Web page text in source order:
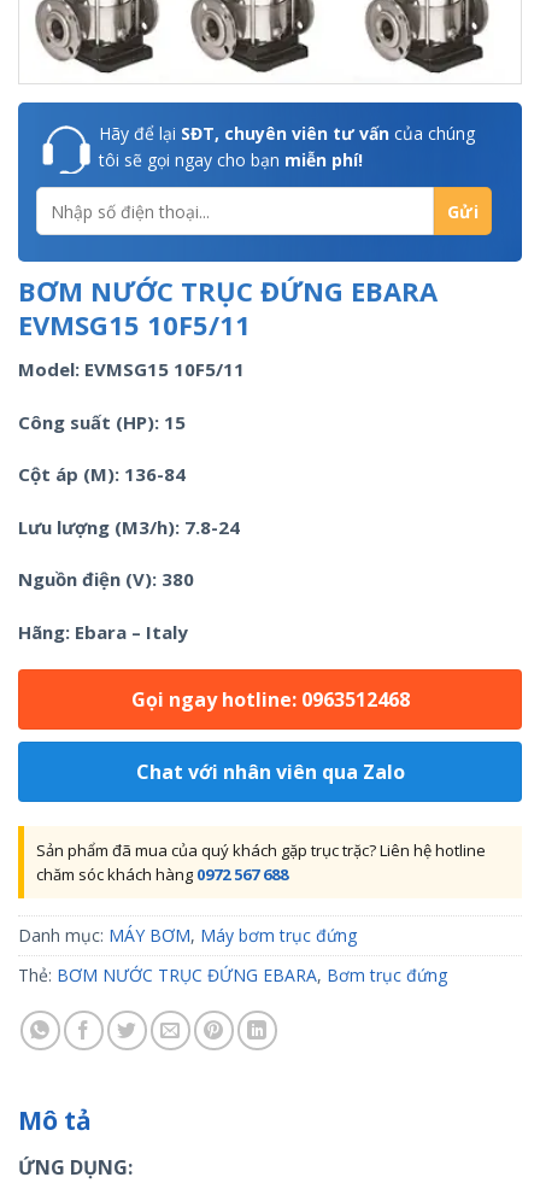
Hãy để lại SĐT, chuyên viên tư vấn của chúng
tôi sẽ gọi ngay cho bạn miễn phí!
BƠM NƯỚC TRỤC ĐỨNG EBARA
EVMSG15 10F5/11
Model: EVMSG15 10F5/11
Công suất (HP): 15
Cột áp (M): 136-84
Lưu lượng (M3/h): 7.8-24
Nguồn điện (V): 380
Hãng: Ebara – Italy
Gọi ngay hotline: 0963512468
Chat với nhân viên qua Zalo
Sản phẩm đã mua của quý khách gặp trục trặc? Liên hệ hotline
chăm sóc khách hàng 0972 567 688
Danh mục: MÁY BƠM, Máy bơm trục đứng
Thẻ: BƠM NƯỚC TRỤC ĐỨNG EBARA, Bơm trục đứng
Mô tả
ỨNG DỤNG: